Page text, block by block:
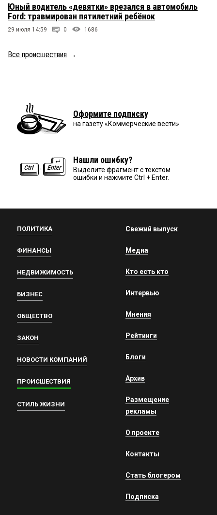
Юный водитель «девятки» врезался в автомобиль
Ford: травмирован пятилетний ребёнок
29 июля 14:59 0 1686
Все происшествия →
Оформите подписку
на газету «Коммерческие вести»
Нашли ошибку?
Выделите фрагмент с текстом
ошибки и нажмите Ctrl + Enter.
ПОЛИТИКА
ФИНАНСЫ
НЕДВИЖИМОСТЬ
БИЗНЕС
ОБЩЕСТВО
ЗАКОН
НОВОСТИ КОМПАНИЙ
ПРОИСШЕСТВИЯ
СТИЛЬ ЖИЗНИ
Свежий выпуск
Медиа
Кто есть кто
Интервью
Мнения
Рейтинги
Блоги
Архив
Размещение
рекламы
О проекте
Контакты
Стать блогером
Подписка